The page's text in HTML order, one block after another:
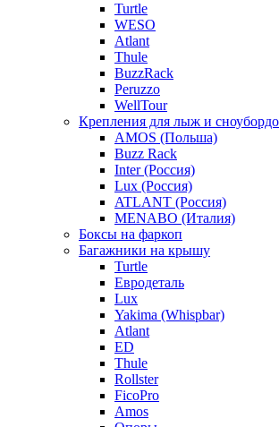
Turtle
WESO
Atlant
Thule
BuzzRack
Peruzzo
WellTour
Крепления для лыж и
AMOS (Польша)
Buzz Rack
Inter (Россия)
Lux (Россия)
ATLANT (Россия)
MENABO (Италия)
Боксы на фаркоп
Багажники на крышу
Turtle
Евродеталь
Lux
Yakima (Whispbar)
Atlant
ED
Thule
Rollster
FicoPro
Amos